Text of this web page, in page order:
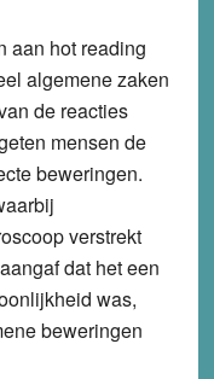
aan hot reading
algemene zaken
de reacties
mensen de
beweringen.
verstrekt
dat het een
was,
beweringen